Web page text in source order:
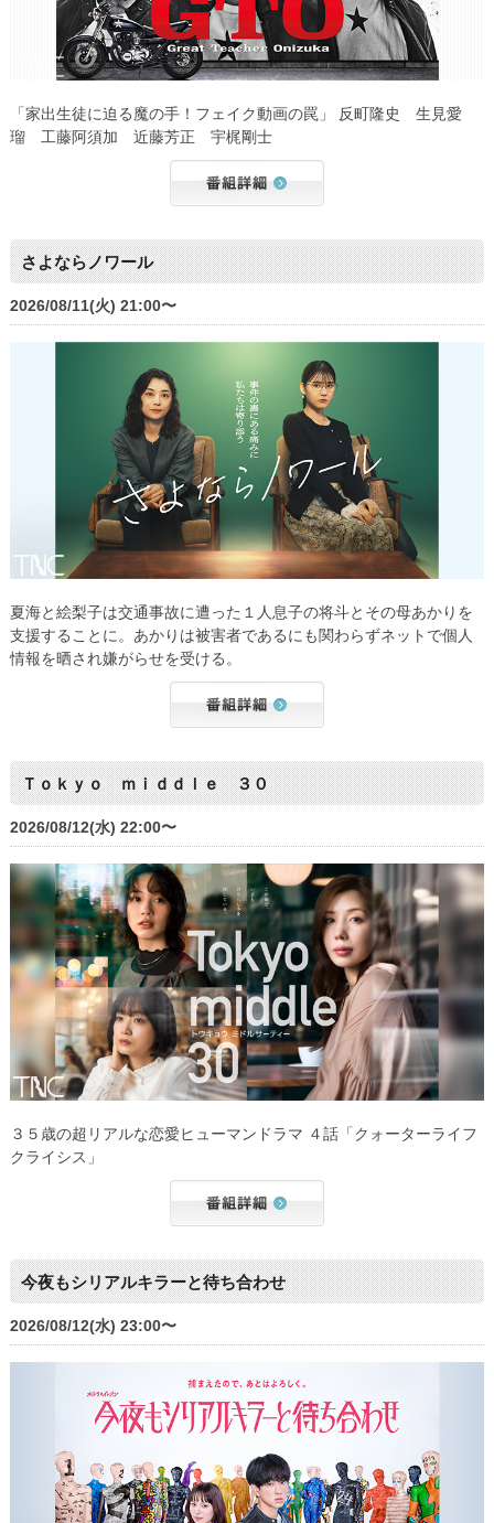
「家出生徒に迫る魔の手！フェイク動画の罠」 反町隆史 生見愛
瑠 工藤阿須加 近藤芳正 宇梶剛士
さよならノワール
2026/08/11(火) 21:00〜
夏海と絵梨子は交通事故に遭った１人息子の将斗とその母あかりを
支援することに。あかりは被害者であるにも関わらずネットで個人
情報を晒され嫌がらせを受ける。
Ｔｏｋｙｏ ｍｉｄｄｌｅ ３０
2026/08/12(水) 22:00〜
３５歳の超リアルな恋愛ヒューマンドラマ ４話「クォーターライフ
クライシス」
今夜もシリアルキラーと待ち合わせ
2026/08/12(水) 23:00〜